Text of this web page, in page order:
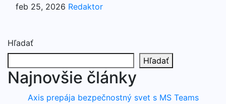
feb 25, 2026 Redaktor
Hľadať
Hľadať
Najnovšie články
Axis prepája bezpečnostný svet s MS Teams